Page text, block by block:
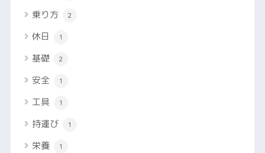
乗り方 2
休日 1
基礎 2
安全 1
工具 1
持運び 1
栄養 1